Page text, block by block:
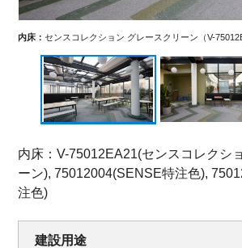
内床：センスコレクション グレースクリーン（V-
内床：V-75012EA21(センスコレクシ
ーン), 75012004(SENSE特注色),
注色)
建設用途